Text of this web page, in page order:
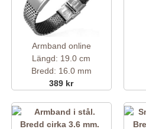
Armband online
Längd: 19.0 cm
Bredd: 16.0 mm
389 kr